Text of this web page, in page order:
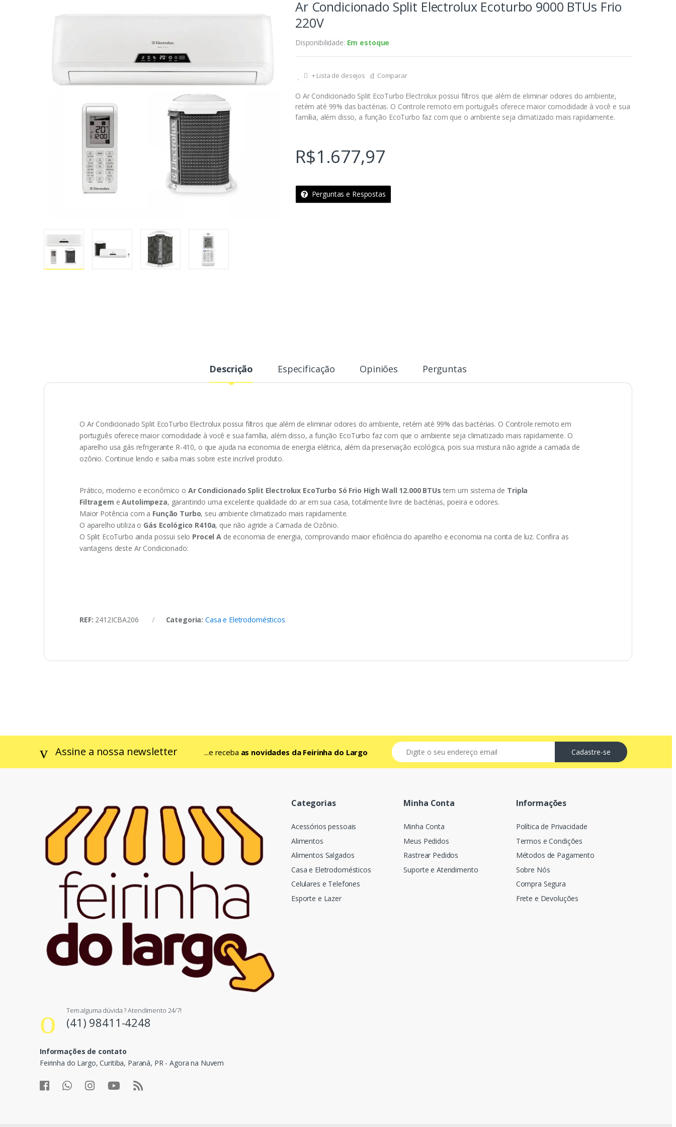
Ar Condicionado Split Electrolux Ecoturbo 9000 BTUs Frio
220V
Disponibilidade: Em estoque
+ Lista de desejos Comparar
O Ar Condicionado Split EcoTurbo Electrolux possui filtros que além de eliminar odores do ambiente,
retém até 99% das bactérias. O Controle remoto em português oferece maior comodidade à você e sua
família, além disso, a função EcoTurbo faz com que o ambiente seja climatizado mais rapidamente.
R$1.677,97
Perguntas e Respostas
Descrição Especificação Opiniões Perguntas
O Ar Condicionado Split EcoTurbo Electrolux possui filtros que além de eliminar odores do ambiente, retém até 99% das bactérias. O Controle remoto em
português oferece maior comodidade à você e sua família, além disso, a função EcoTurbo faz com que o ambiente seja climatizado mais rapidamente. O
aparelho usa gás refrigerante R-410, o que ajuda na economia de energia elétrica, além da preservação ecológica, pois sua mistura não agride a camada de
ozônio. Continue lendo e saiba mais sobre este incrível produto.
Prático, moderno e econômico o Ar Condicionado Split Electrolux EcoTurbo Só Frio High Wall 12.000 BTUs tem um sistema de Tripla
Filtragem eAutolimpeza, garantindo uma excelente qualidade do ar em sua casa, totalmente livre de bactérias, poeira e odores.
Maior Potência com a Função Turbo, seu ambiente climatizado mais rapidamente.
O aparelho utiliza o Gás Ecológico R410a, que não agride a Camada de Ozônio.
O Split EcoTurbo ainda possui selo Procel A de economia de energia, comprovando maior eficiência do aparelho e economia na conta de luz. Confira as
vantagens deste Ar Condicionado:
REF: 2412ICBA206 Categoria: Casa e Eletrodomésticos
Assine a nossa newsletter ...e receba as novidades da Feirinha do Largo
Tem alguma dúvida ? Atendimento 24/7!
(41) 98411-4248
Informações de contato
Feirinha do Largo, Curitiba, Paraná, PR - Agora na Nuvem
Categorias
Acessórios pessoais
Alimentos
Alimentos Salgados
Casa e Eletrodomésticos
Celulares e Telefones
Esporte e Lazer
Minha Conta
Minha Conta
Meus Pedidos
Rastrear Pedidos
Suporte e Atendimento
Informações
Política de Privacidade
Termos e Condições
Métodos de Pagamento
Sobre Nós
Compra Segura
Frete e Devoluções